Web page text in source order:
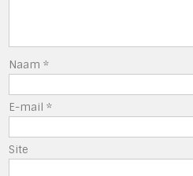
Naam*
E-mail*
Site